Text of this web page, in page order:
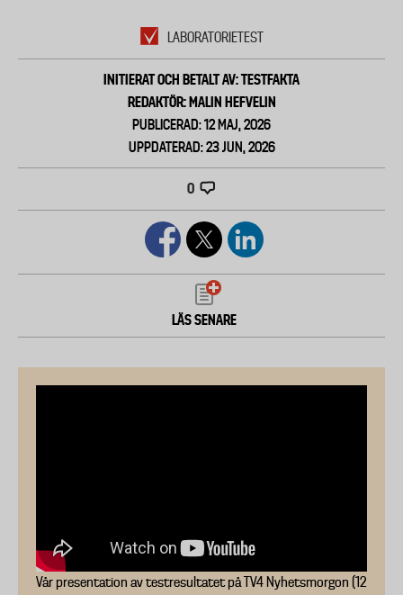
LABORATORIETEST
INITIERAT OCH BETALT AV: TESTFAKTA
REDAKTÖR: MALIN HEFVELIN
PUBLICERAD: 12 MAJ, 2026
UPPDATERAD: 23 JUN, 2026
0
LÄS SENARE
Vår presentation av testresultatet på TV4 Nyhetsmorgon (12